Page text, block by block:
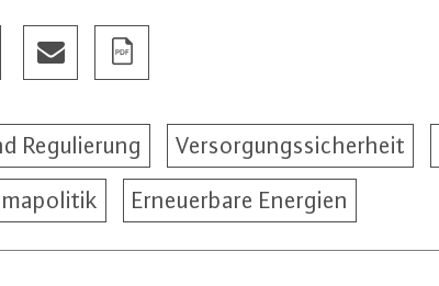
Regulierung Versorgungssicherheit
Erneuerbare Energien